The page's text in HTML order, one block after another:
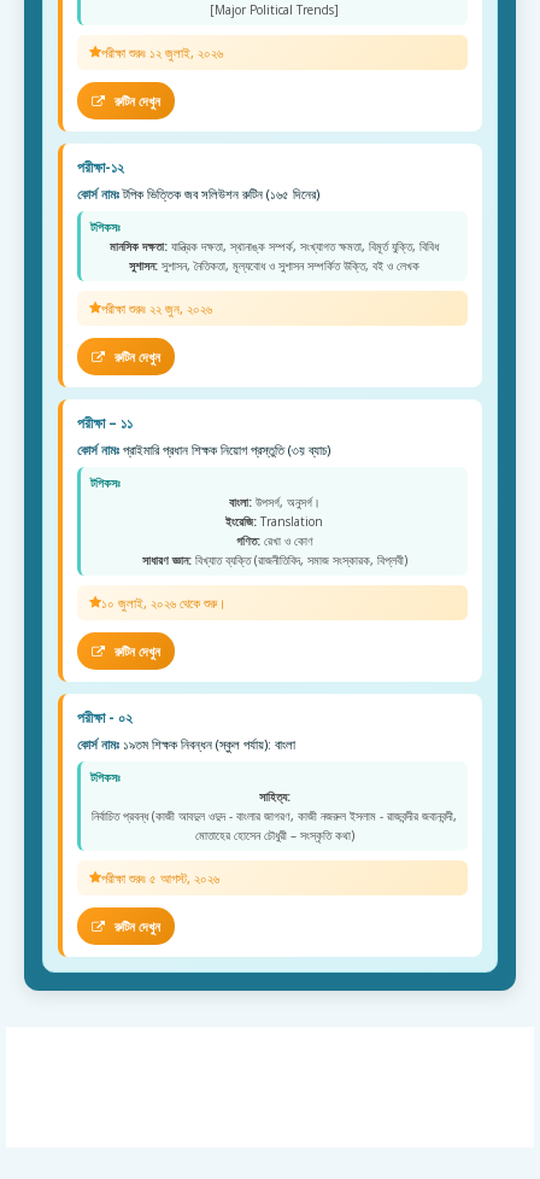
[Major Political Trends]
পরীক্ষা শুরুঃ ১২ জুলাই, ২০২৬
রুটিন দেখুন
পরীক্ষা-১২
কোর্স নামঃটপিক ভিত্তিক জব সলিউশন রুটিন (১৬৫ দিনের)
টপিকসঃ
মানসিক দক্ষতা: যান্ত্রিক দক্ষতা, স্থানাঙ্ক সম্পর্ক, সংখ্যাগত ক্ষমতা, বিমূর্ত যুক্তি, বিবিধ
সুশাসন: সুশাসন, নৈতিকতা, মূল্যবোধ ও সুশাসন সম্পর্কিত উক্তি, বই ও লেখক
পরীক্ষা শুরুঃ ২২ জুন, ২০২৬
রুটিন দেখুন
পরীক্ষা – ১১
কোর্স নামঃ প্রাইমারি প্রধান শিক্ষক নিয়োগ প্রস্তুতি (৩য় ব্যাচ)
টপিকসঃ
বাংলা:উপসর্গ, অনুসর্গ।
ইংরেজি: Translation
গণিত:রেখা ও কোণ
সাধারণ জ্ঞান:বিখ্যাত ব্যক্তি (রাজনীতিবিদ, সমাজ সংস্কারক, বিপ্লবী)
১০ জুলাই, ২০২৬ থেকে শুরু।
রুটিন দেখুন
পরীক্ষা - ০২
কোর্স নামঃ ১৯তম শিক্ষক নিবন্ধন (স্কুল পর্যায়): বাংলা
টপিকসঃ
সাহিত্য:
নির্বাচিত প্রবন্ধ (কাজী আবদুল ওদুদ - বাংলার জাগরণ, কাজী নজরুল ইসলাম - রাজবন্দীর জবানবন্দী,
মোতাহের হোসেন চৌধুরী – সংস্কৃতি কথা)
পরীক্ষা শুরুঃ ৫ আগস্ট, ২০২৬
রুটিন দেখুন